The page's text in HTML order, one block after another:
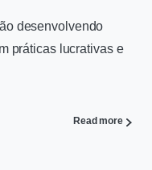
desenvolvendo
práticas lucrativas e
Read more